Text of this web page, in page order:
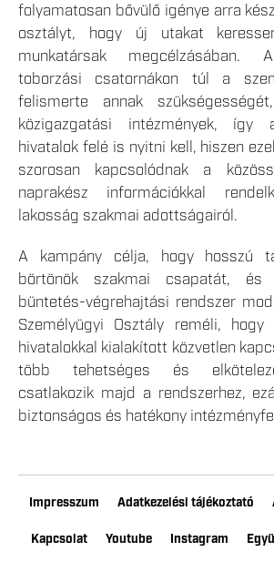
folyamatosan bővülő igénye arra
osztályt, hogy új utakat
munkatársak megcélzásában.
toborzási csatornákon túl a
felismerte annak
közigazgatási intézmények, így
hivatalok felé is nyitni kell, hiszen
szorosan kapcsolódnak a
naprakész információkkal
lakosság szakmai adottságairól.
A kampány célja, hogy hosszú
börtönök szakmai csapatát, és
büntetés-végrehajtási rendszer
Személyügyi Osztály reméli,
hivatalokkal kialakított közvetlen
több tehetséges és
csatlakozik majd a rendszerhez,
biztonságos és hatékony
Impresszum Adatkezelési tájékoztató
Kapcsolat Youtube Instagram